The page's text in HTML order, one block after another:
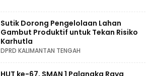
Sutik Dorong Pengelolaan Lahan
Gambut Produktif untuk Tekan Risiko
Karhutla
DPRD KALIMANTAN TENGAH
HUT ke-67, SMAN 1 Palangka Raya